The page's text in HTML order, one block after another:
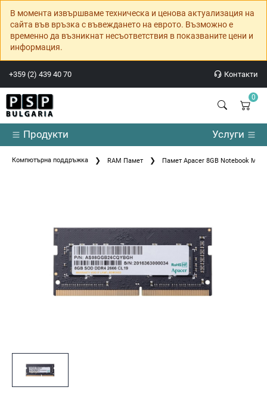
В момента извършваме техническа и ценова актуализация на
сайта във връзка с въвеждането на еврото. Възможно е
временно да възникнат несъответствия в показваните цени и
информация.
+359 (2) 439 40 70 Контакти
0
Продукти Услуги
Компютърна поддръжка RAM Памет Памет Apacer 8GB Notebook